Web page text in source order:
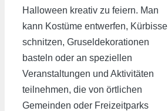
Halloween kreativ zu feiern. Man
kann Kostüme entwerfen, Kürbisse
schnitzen, Gruseldekorationen
basteln oder an speziellen
Veranstaltungen und Aktivitäten
teilnehmen, die von örtlichen
Gemeinden oder Freizeitparks